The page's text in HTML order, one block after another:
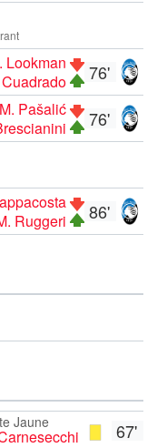
76'
Lookman
76'
M. Pašalić
86'
Ruggeri
67'
Jaune